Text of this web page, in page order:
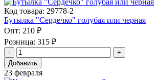
Код товара: 29778-2
Бутылка "Сердечко" голубая или черная
Опт: 210 ₽
Розница: 315 ₽
Добавить
23 февраля